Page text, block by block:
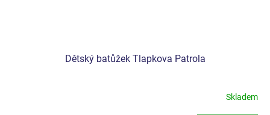
Dětský batůžek Tlapkova Patrola
Skladem